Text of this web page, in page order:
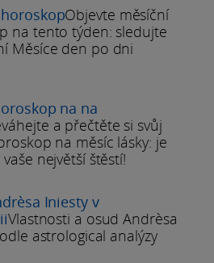
Objevte měsíční
na tento týden: sledujte
Měsíce den po dni
na na
a přečtěte si svůj
na měsíc lásky: je
největší štěstí!
Iniesty v
Vlastnosti a osud Andrèsa
astrological analýzy